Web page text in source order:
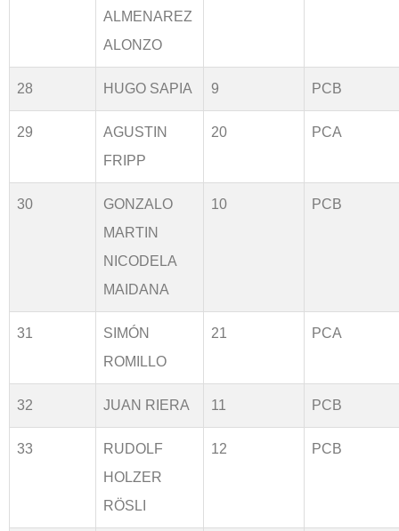
ALMENAREZ
ALONZO
28 HUGO SAPIA 9 PCB
29
AGUSTIN
FRIPP
20 PCA
30
GONZALO
MARTIN
NICODELA
MAIDANA
10 PCB
31
SIMÓN
ROMILLO
21 PCA
32 JUAN RIERA 11 PCB
33
RUDOLF
HOLZER
RÖSLI
12 PCB